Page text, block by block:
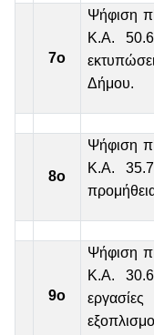
7ο
Ψήφιση
Κ.Α.
Δήμου.
8ο
Ψήφιση
Κ.Α.
9ο
Ψήφιση
Κ.Α.